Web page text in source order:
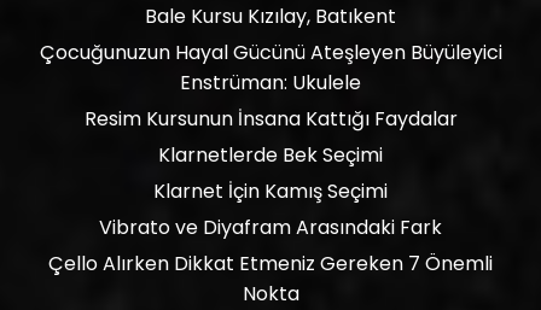
Bale Kursu Kızılay, Batıkent
Çocuğunuzun Hayal Gücünü Ateşleyen Büyüleyici
Enstrüman: Ukulele
Resim Kursunun İnsana Kattığı Faydalar
Klarnetlerde Bek Seçimi
Klarnet İçin Kamış Seçimi
Vibrato ve Diyafram Arasındaki Fark
Çello Alırken Dikkat Etmeniz Gereken 7 Önemli
Nokta